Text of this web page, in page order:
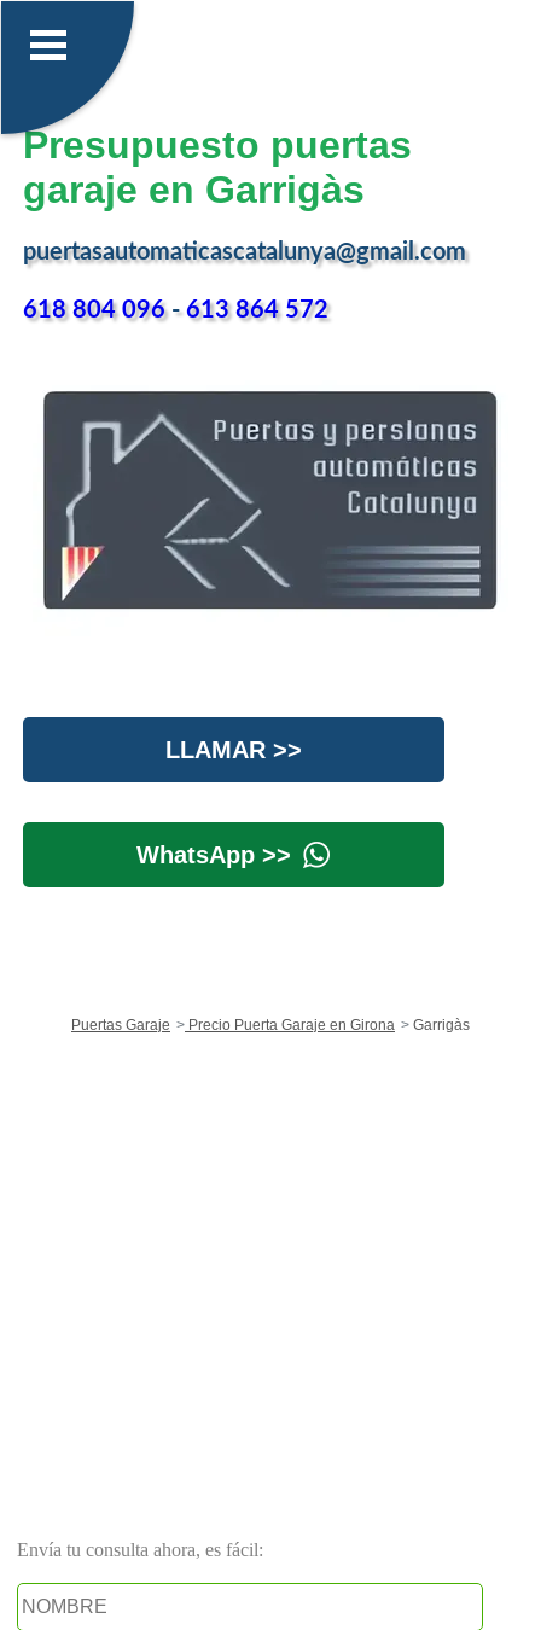
Presupuesto puertas
garaje en Garrigàs
puertasautomaticascatalunya@gmail.com
618 804 096-613 864 572
LLAMAR >>
WhatsApp >>
Puertas Garaje Precio Puerta Garaje en Girona Garrigàs
Envía tu consulta ahora, es fácil: